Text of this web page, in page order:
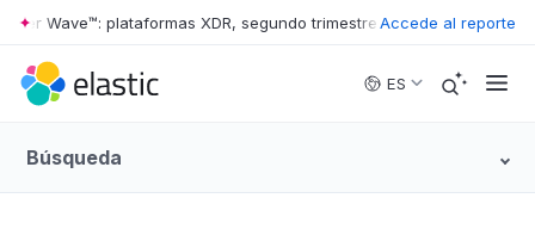
Skip to main content
Wave™: plataformas XDR, segundo trimestre de 2026 • The
Accede al reporte
ES
Búsqueda